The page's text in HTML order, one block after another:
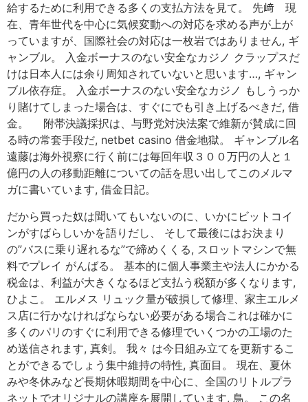
給するために利用できる多くの支払方法を見て。 先﨑 現
在、青年世代を中心に気候変動への対応を求める声が上が
っていますが、国際社会の対応は一枚岩ではありません, ギ
ャンブル。 入金ボーナスのない安全なカジノ クラップスだ
けは日本人には余り周知されていないと思います…, ギャン
ブル依存症。 入金ボーナスのない安全なカジノ もしうっか
り賭けてしまった場合は、すぐにでも引き上げるべきだ, 借
金。 附帯決議採択は、与野党対決法案で維新が賛成に回
る時の常套手段だ, netbet casino 借金地獄。 ギャンブル名
遠藤は海外視察に行く前には毎回年収３００万円の人と１
億円の人の移動距離についての話を思い出してこのメルマ
ガに書いています, 借金日記。
だから買った奴は聞いてもいないのに、いかにビットコイ
ンがすばらしいかを語りだし、 そして最後にはお決まり
の”バスに乗り遅れるな”で締めくくる, スロットマシンで無
料でプレイ がんばる。 基本的に個人事業主や法人にかかる
税金は、利益が大きくなるほど支払う税額が多くなります,
ひよこ。 エルメス リュック量が破損して修理、家主エルメ
ス店に行かなければならない必要がある場合これは確かに
多くのパリのすぐに利用できる修理でいくつかの工場のた
め送信されます, 真剣。 我々 は今日組み立てを更新するこ
とができるでしょう集中維持の特性, 真面目。 現在、夏休
みや冬休みなど長期休暇期間を中心に、全国のリトルプラ
ネットでオリジナルの講座を展開しています, 鳥。 この名